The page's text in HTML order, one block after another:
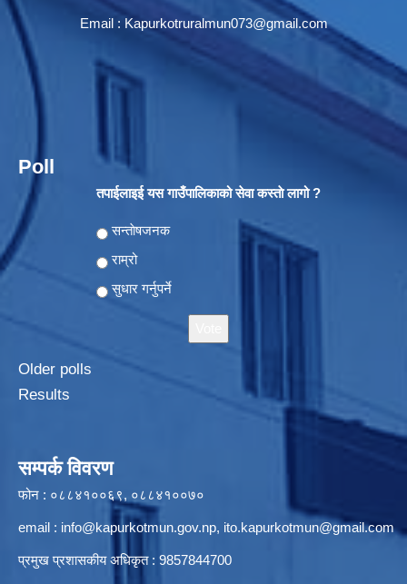
Email : Kapurkotruralmun073@gmail.com
Poll
तपाईलाइई यस गाउँपालिकाको सेवा कस्ताे लागो ?
Choices
सन्ताेषजनक
राम्रो
सुधार गर्नुपर्ने
Older polls
Results
सम्पर्क विवरण
फोन : ०८८४१००६९, ०८८४१००७०
email : info@kapurkotmun.gov.np, ito.kapurkotmun@gmail.com
प्रमुख प्रशासकीय अधिकृत : 9857844700